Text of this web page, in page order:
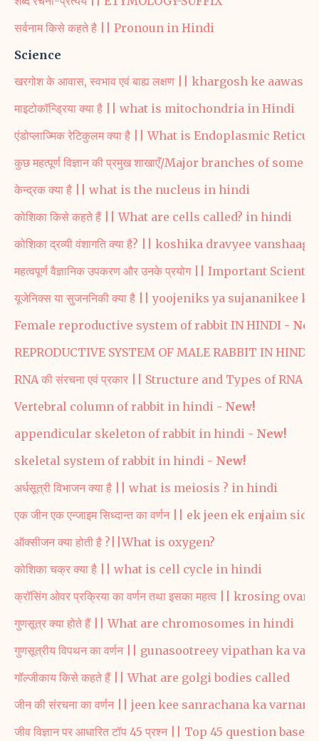
सर्वनाम किसे कहते है || Pronoun in Hindi
Science
खरगोश के आवास, स्वभाव एवं बाह्य लक्षण || khargosh ke
माइटोकॉन्ड्रिया क्या है || what is mitochondria in Hindi
एंडोप्लाज्मिक रेटिकुलम क्या है || What is Endoplasmic
कुछ महत्पूर्ण विज्ञान की प्रमुख शाखाएँ/Major branches of
केन्द्रक क्या है || what is the nucleus in hindi
कोशिका किसे कहते हैं || What are cells called? in hindi
कोशिका द्रव्यी वंशागति क्या है? || koshika dravyee
महत्वपूर्ण वैज्ञानिक उपकरण और उनके प्रयोग || Important
यूजेनिक्स या सुजननिकी क्या है || yoojeniks ya sujananikee
Female reproductive system of rabbit IN HINDI -
REPRODUCTIVE SYSTEM OF MALE RABBIT IN HINDI
RNA की संरचना एवं प्रकार || Structure and Types of RNA
Vertebral column of rabbit in hindi - New!
appendicular skeleton of rabbit in hindi - New!
skeletal system of rabbit in hindi - New!
अर्धसूत्री विभाजन क्या है || what is meiosis ? in hindi
एक जीन एक एन्जाइम सिध्दान्त का वर्णन || ek jeen ek enjaim
ऑक्सीजन क्या होती है ?||What is oxygen?
कोशिका चक्र क्या है || what is cell cycle in hindi
क्रॉसिंग ओवर प्रक्रिया का वर्णन तथा इसका महत्व || krosing
गुणसूत्र क्या होते हैं || What are chromosomes in hindi
गुणसूत्रीय विपथन का वर्णन || gunasootreey vipathan ka
गॉल्जीकाय किसे कहते हैं || What are golgi bodies called
जीन की संरचना का वर्णन || jeen kee sanrachana ka varnan
जीव विज्ञान पर आधारित टॉप 45 प्रश्न || Top 45 question